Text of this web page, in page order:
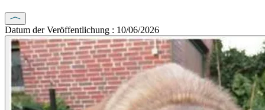
Datum der Veröffentlichung : 10/06/2026